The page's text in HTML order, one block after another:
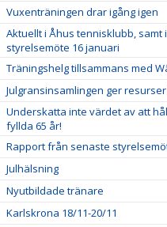
Vuxenträningen drar igång igen
Aktuellt i Åhus tennisklubb,
styrelsemöte 16 januari
Träningshelg tillsammans med
Julgransinsamlingen ger
Underskatta inte värdet av att
fyllda 65 år!
Rapport från senaste
Julhälsning
Nyutbildade tränare
Karlskrona 18/11-20/11